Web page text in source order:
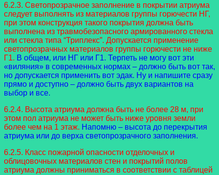
6.2.3. Светопрозрачное заполнение в покрытии атриума
следует выполнять из материалов группы горючести НГ,
при этом конструкция такого покрытия должна быть
выполнена из травмобезопасного армированного стекла
или стекла типа “Триплекс”. Допускается применение
светопрозрачных материалов группы горючести не ниже
Г1. В общем, или НГ или Г1. Терпеть не могу вот эти
«виляния» в современных нормах – должно быть вот так,
но допускается применить вот эдак. Ну и напишите сразу
прямо и доступно – должно быть двух вариантов на
выбор и все.
6.2.4. Высота атриума должна быть не более 28 м, при
этом пол атриума не может быть ниже уровня земли
более чем на 1 этаж. Напомню – высота до перекрытия
атриума или до верха светопрозрачного заполнения.
6.2.5. Класс пожарной опасности отделочных и
облицовочных материалов стен и покрытий полов
атриума должны приниматься в соответствии с таблицей